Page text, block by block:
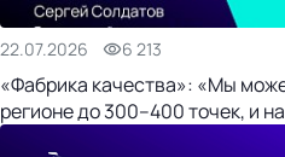
22.07.2026 6 213
«Фабрика качества»: «Мы
регионе до 300–400 точек, и